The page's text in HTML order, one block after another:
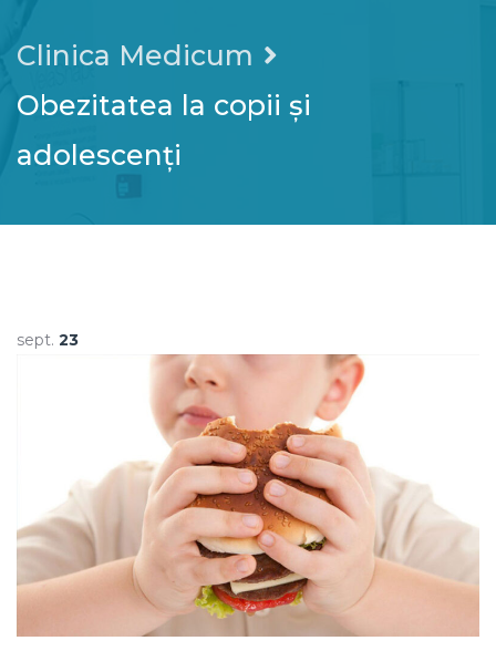
Clinica Medicum
Obezitatea la copii și
adolescenți
sept. 23